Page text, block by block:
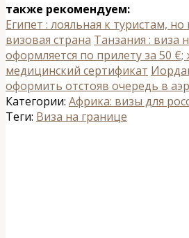
также рекомендуем:
Египет : лояльная к туристам,
визовая страна Танзания : виза
оформляется по прилету за 50 €;
медицинский сертификат
оформить отстояв очередь в
Категории: Африка: визы для
Теги: Виза на границе